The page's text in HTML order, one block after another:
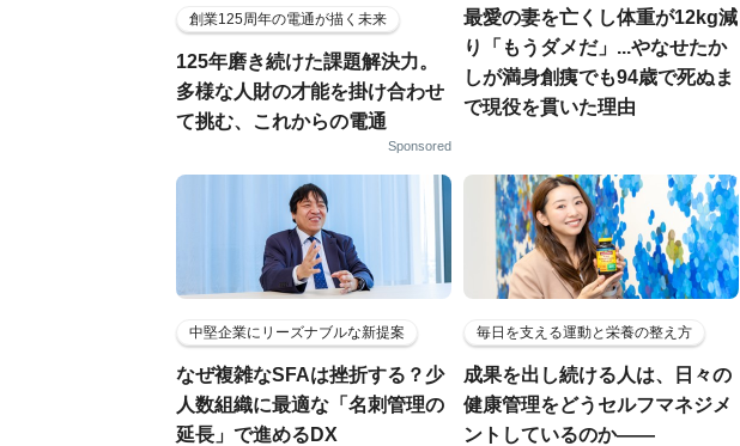
創業125周年の電通が描く未来
125年磨き続けた課題解決力。
多様な人財の才能を掛け合わせ
て挑む、これからの電通
Sponsored
最愛の妻を亡くし体重が12kg減
り「もうダメだ」...やなせたか
しが満身創痍でも94歳で死ぬま
で現役を貫いた理由
中堅企業にリーズナブルな新提案
なぜ複雑なSFAは挫折する？少
人数組織に最適な「名刺管理の
延長」で進めるDX
毎日を支える運動と栄養の整え方
成果を出し続ける人は、日々の
健康管理をどうセルフマネジメ
ントしているのか——